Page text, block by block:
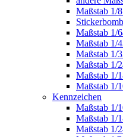
Maßstab 1/
Maßstab 1/
Maßstab 1/
Maßstab 1/
Maßstab 1/
Maßstab 1/
Maßstab 1/
Kennzeichen
Maßstab 1/
Maßstab 1/
Maßstab 1/